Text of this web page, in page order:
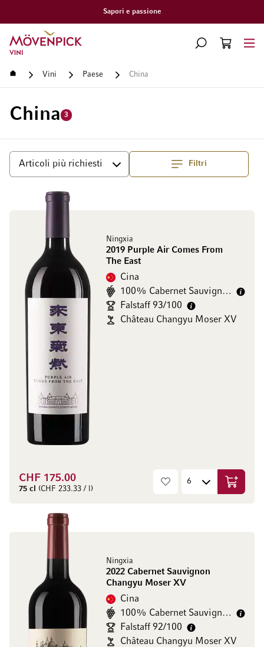
Vai alla Home Page
CERCA
CART
Home Vini Paese China
China 3
Filtri
Ordina per Superiore
Ningxia
2019 Purple Air Comes From
The East
Cina
100% Cabernet Sauvignon
Falstaff 93/100
Château Changyu Moser XV
CHF 175.00
75 cl (CHF 233.33 / l)
Ningxia
2022 Cabernet Sauvignon
Changyu Moser XV
Cina
100% Cabernet Sauvignon
Falstaff 92/100
Château Changyu Moser XV